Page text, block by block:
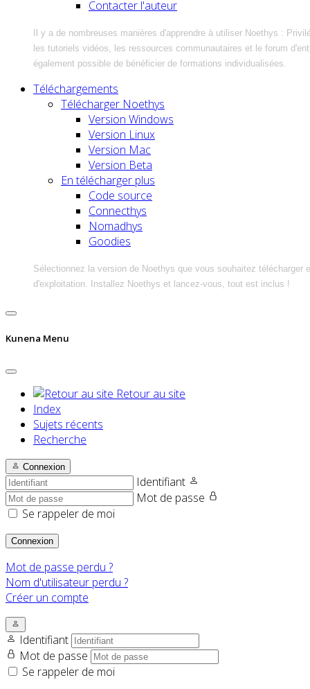
Contacter l'auteur
Il y a de nombreuses manières d'apprendre à utiliser Noethys :
les tutoriels vidéos, les ressources communautaires et le forum
également possible de bénéficier de formations individualisées.
Téléchargements
Télécharger Noethys
Version Windows
Version Linux
Version Mac
Version Beta
En télécharger plus
Code source
Connecthys
Nomadhys
Goodies
Sélectionnez la version de Noethys que vous souhaitez télécharger
d'exploitation. Installez Noethys et lancez-vous, tout est inclus !
Kunena Menu
Retour au site
Index
Sujets récents
Recherche
Connexion
Identifiant
Mot de passe
Se rappeler de moi
Connexion
Mot de passe perdu ?
Nom d'utilisateur perdu ?
Créer un compte
Identifiant
Mot de passe
Se rappeler de moi